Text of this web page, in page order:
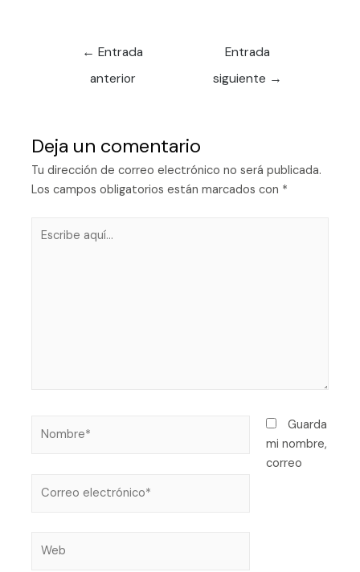
← Entrada
anterior
Entrada
siguiente →
Deja un comentario
Tu dirección de correo electrónico no será publicada.
Los campos obligatorios están marcados con *
Guarda
mi nombre,
correo